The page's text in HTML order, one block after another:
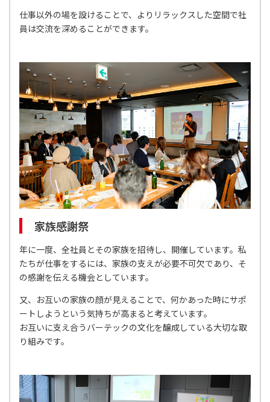
仕事以外の場を設けることで、よりリラックスした空間で社
員は交流を深めることができます。
家族感謝祭
年に一度、全社員とその家族を招待し、開催しています。私
たちが仕事をするには、家族の支えが必要不可欠であり、そ
の感謝を伝える機会としています。
又、お互いの家族の顔が見えることで、何かあった時にサポ
ートしようという気持ちが高まると考えています。
お互いに支え合うバーテックの文化を醸成している大切な取
り組みです。